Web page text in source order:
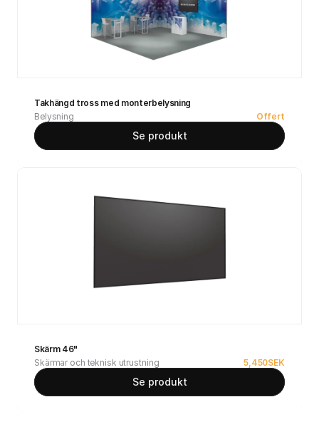
Takhängd tross med monterbelysning
Belysning
Offert
Se produkt
Skärm 46"
Skärmar och teknisk utrustning
5,450SEK
Se produkt